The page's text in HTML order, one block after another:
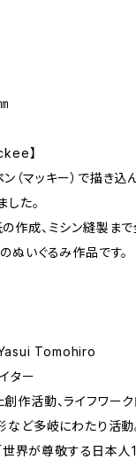
】
（マッキー）で描き
した。
作成、ミシン縫製ま
ぬいぐるみ作品です。
Tomohiro
ター
作活動、ライフワー
など多岐にわたり活動
界が尊敬する日本人